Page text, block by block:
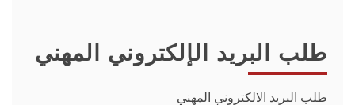
طلب البريد الإلكتروني المهني
طلب البريد الالكتروني المهني